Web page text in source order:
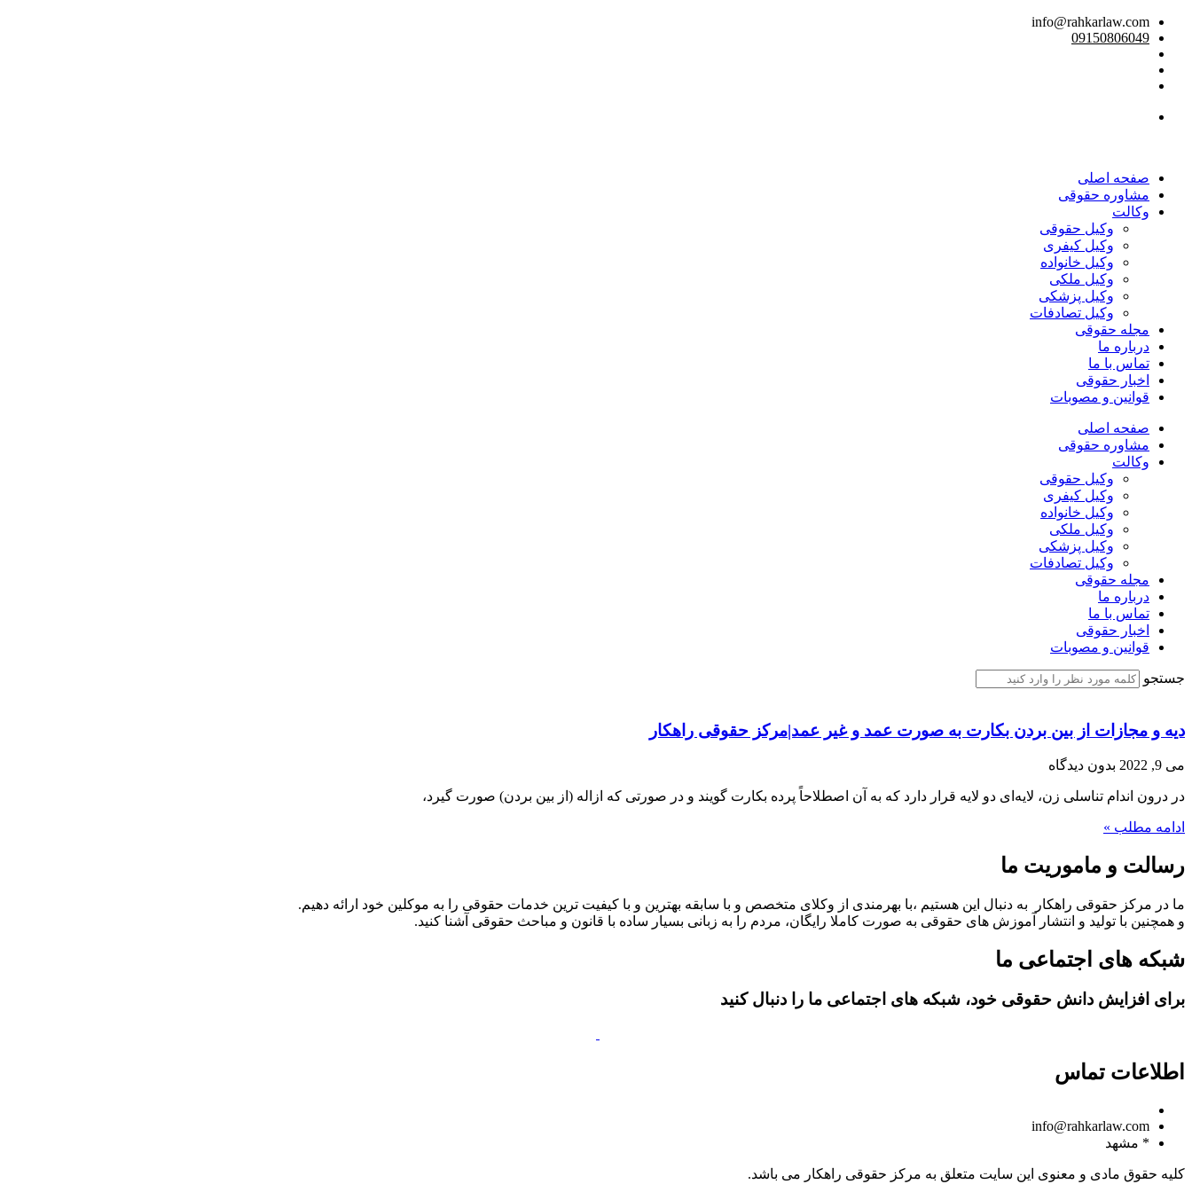
info@rahkarlaw.com
09150806049
صفحه اصلی
مشاوره حقوقی
وکالت
وکیل حقوقی
وکیل کیفری
وکیل خانواده
وکیل ملکی
وکیل پزشکی
وکیل تصادفات
مجله حقوقی
درباره ما
تماس با ما
اخبار حقوقی
قوانین و مصوبات
صفحه اصلی
مشاوره حقوقی
وکالت
وکیل حقوقی
وکیل کیفری
وکیل خانواده
وکیل ملکی
وکیل پزشکی
وکیل تصادفات
مجله حقوقی
درباره ما
تماس با ما
اخبار حقوقی
قوانین و مصوبات
جستجو
دیه و مجازات از بین بردن بکارت به صورت عمد و غیر عمد|مرکز حقوقی راهکار
می 9, 2022 بدون دیدگاه
در درون اندام تناسلی زن، لایه‌ای دو لایه قرار دارد که به آن اصطلاحاً پرده بکارت گویند و در صورتی که ازاله (از بین بردن) صورت گیرد،
ادامه مطلب »
رسالت و ماموریت ما
ما در مرکز حقوقی راهکار به دنبال این هستیم ،با بهرمندی از وکلای متخصص و با سابقه بهترین و با کیفیت ترین خدمات حقوقی را به موکلین خود ارائه دهیم.
و همچنین با تولید و انتشار آموزش های حقوقی به صورت کاملا رایگان، مردم را به زبانی بسیار ساده با قانون و مباحث حقوقی آشنا کنید.
شبکه های اجتماعی ما
برای افزایش دانش حقوقی خود، شبکه های اجتماعی ما را دنبال کنید
اطلاعات تماس
info@rahkarlaw.com
* مشهد
کلیه حقوق مادی و معنوی این سایت متعلق به مرکز حقوقی راهکار می باشد.